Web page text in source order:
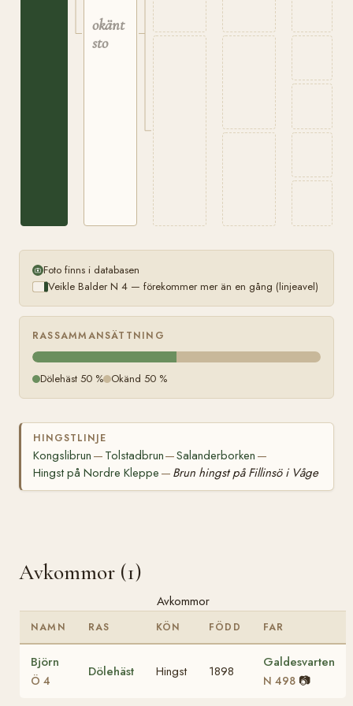
okänt
sto
Foto finns i databasen
Veikle Balder N 4 — förekommer mer än en gång (linjeavel)
RASSAMMANSÄTTNING
Dölehäst 50 % Okänd 50 %
HINGSTLINJE
Kongslibrun — Tolstadbrun—Salanderborken —
Hingst på Nordre Kleppe — Brun hingst på Fillinsö i Våge
Avkommor (1)
Avkommor
NAMN RAS KÖN FÖDD FAR
Björn
Ö 4
Dölehäst Hingst 1898
Galdesvarten
N 498 📷